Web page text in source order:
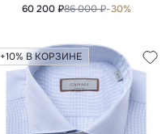
60 200 ₽86 000 ₽-30%
+10% В КОРЗИНЕ